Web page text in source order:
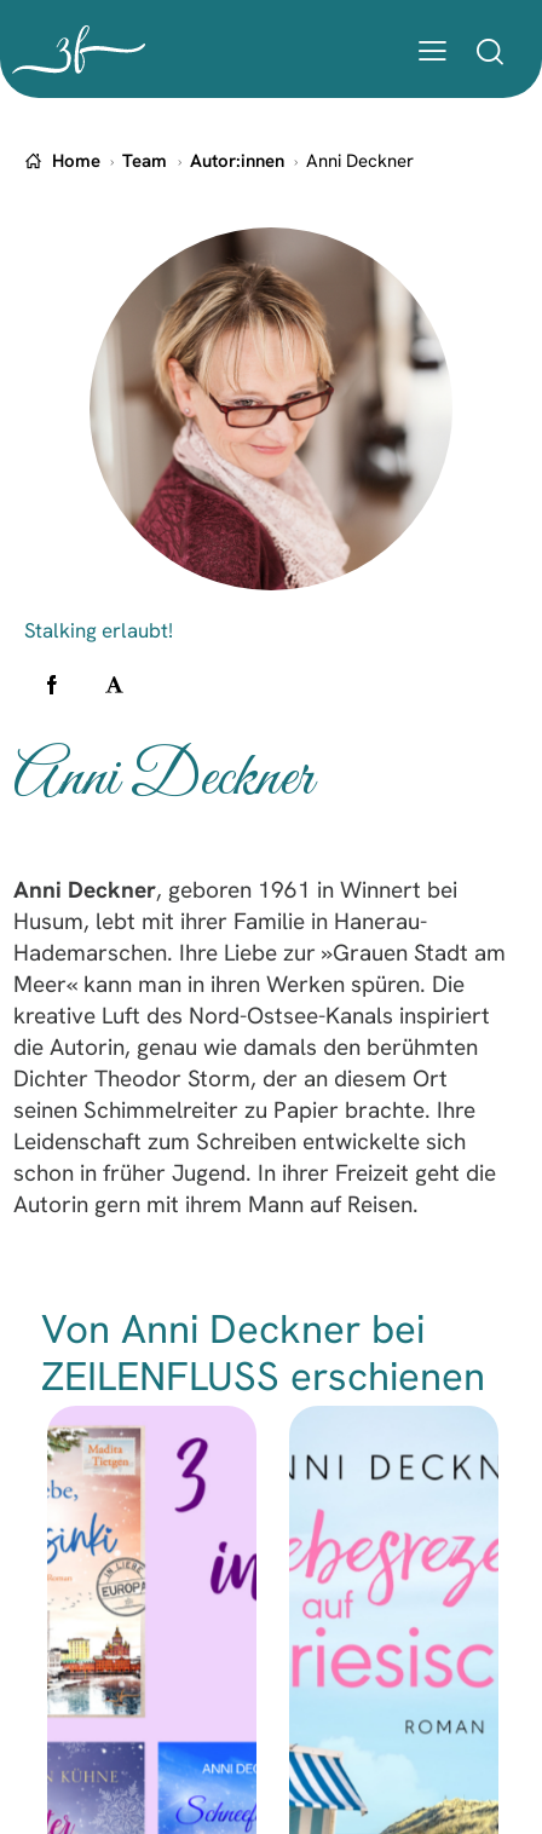
Home Team Autor:innen Anni Deckner
Anni Deckner
Anni Deckner, geboren 1961 in Winnert bei
Husum, lebt mit ihrer Familie in Hanerau-
Hademarschen. Ihre Liebe zur »Grauen Stadt am
Meer« kann man in ihren Werken spüren. Die
kreative Luft des Nord-Ostsee-Kanals inspiriert
die Autorin, genau wie damals den berühmten
Dichter Theodor Storm, der an diesem Ort
seinen Schimmelreiter zu Papier brachte. Ihre
Leidenschaft zum Schreiben entwickelte sich
schon in früher Jugend. In ihrer Freizeit geht die
Autorin gern mit ihrem Mann auf Reisen.
Von Anni Deckner bei
ZEILENFLUSS erschienen